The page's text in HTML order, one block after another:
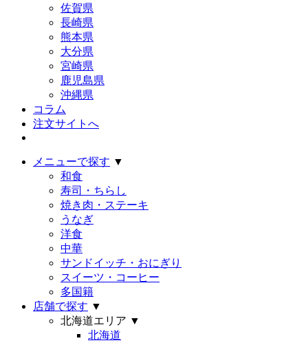
佐賀県
長崎県
熊本県
大分県
宮崎県
鹿児島県
沖縄県
コラム
注文サイトへ
メニューで探す ▼
和食
寿司・ちらし
焼き肉・ステーキ
うなぎ
洋食
中華
サンドイッチ・おにぎり
スイーツ・コーヒー
多国籍
店舗で探す ▼
北海道エリア ▼
北海道